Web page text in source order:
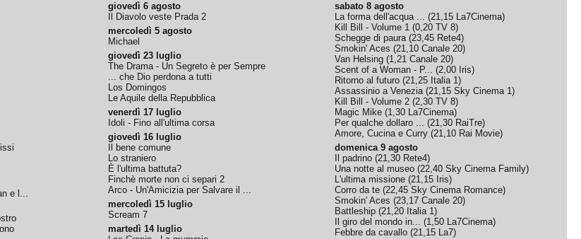
e l...
giovedì 6 agosto
Il Diavolo veste Prada 2
mercoledì 5 agosto
Michael
giovedì 23 luglio
The Drama - Un Segreto è per Sempre
... che Dio perdona a tutti
Los Domingos
Le Aquile della Repubblica
venerdì 17 luglio
Idoli - Fino all'ultima corsa
giovedì 16 luglio
Il bene comune
Lo straniero
È l'ultima battuta?
Finchè morte non ci separi 2
Arco - Un'Amicizia per Salvare il ...
mercoledì 15 luglio
Scream 7
martedì 14 luglio
sabato 8 agosto
La forma dell'acqua ... (21,15 La7Cinema)
Kill Bill - Volume 1 (0,20 TV 8)
Schegge di paura(23,45 Rete4)
Smokin' Aces (21,10 Canale 20)
Van Helsing (1,21 Canale 20)
Scent of a Woman - P... (2,00 Iris)
Ritorno al futuro (21,25 Italia 1)
Assassinio a Venezia(21,15 Sky Cinema 1)
Kill Bill - Volume 2 (2,30 TV 8)
Magic Mike (1,30 La7Cinema)
Per qualche dollaro ... (21,30 RaiTre)
Amore, Cucina e Curry (21,10 Rai Movie)
domenica 9 agosto
Il padrino (21,30 Rete4)
Una notte al museo (22,40 Sky Cinema Family)
L'ultima missione (21,15 Iris)
Corro da te (22,45 Sky Cinema Romance)
Smokin' Aces (23,17 Canale 20)
Battleship (21,20 Italia 1)
Il giro del mondo in... (1,50 La7Cinema)
Febbre da cavallo (21,15 La7)